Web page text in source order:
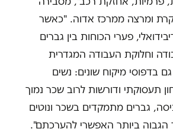
ומרצה ממרכז אדוה. "כאשר
פערי הכוחות בין גברים
וחלוקת העבודה המגדרית
בדפוסי מיקוח שונים: נשים
תעסוקתי ודורשות לרוב שכר נמוך
גברים מתמקדים בשכר ונוטים
ביותר האפשרי להערכתם".